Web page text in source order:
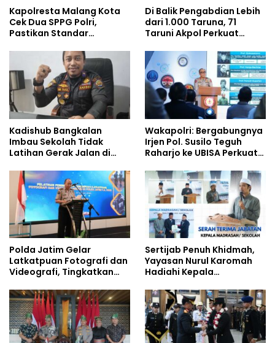
Kapolresta Malang Kota
Cek Dua SPPG Polri,
Pastikan Standar
Pengelolaan Limbah
Berjalan Optimal
Di Balik Pengabdian Lebih
dari 1.000 Taruna, 71
Taruni Akpol Perkuat
Siswa Sekolah Rakyat
Kadishub Bangkalan
Imbau Sekolah Tidak
Latihan Gerak Jalan di
Wakapolri: Bergabungnya
Irjen Pol. Susilo Teguh
Raharjo ke UBISA Perkuat
Studi Kepolisian
Polda Jatim Gelar
Latkatpuan Fotografi dan
Videografi, Tingkatkan
Era Digital
Sertijab Penuh Khidmah,
Yayasan Nurul Karomah
Hadiahi Kepala
Umrah